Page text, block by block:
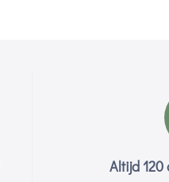
Altijd